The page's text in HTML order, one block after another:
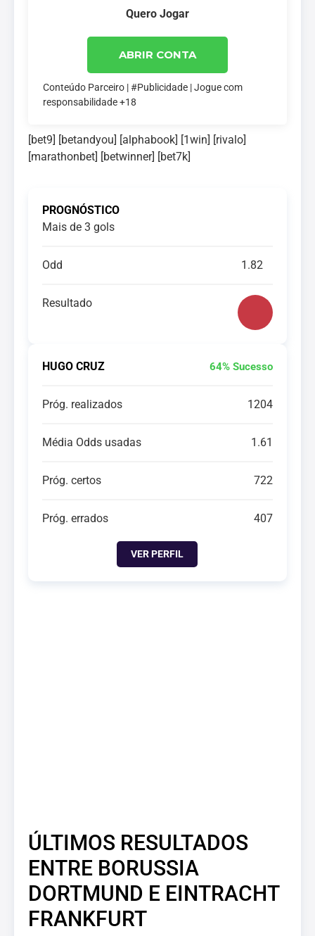
Quero Jogar
ABRIR CONTA
Conteúdo Parceiro | #Publicidade | Jogue com
responsabilidade +18
[bet9] [betandyou] [alphabook] [1win] [rivalo]
[marathonbet] [betwinner] [bet7k]
PROGNÓSTICO
Mais de 3 gols
Odd 1.82
Resultado
HUGO CRUZ 64% Sucesso
Próg. realizados 1204
Média Odds usadas 1.61
Próg. certos 722
Próg. errados 407
VER PERFIL
ÚLTIMOS RESULTADOS
ENTRE BORUSSIA
DORTMUND E EINTRACHT
FRANKFURT